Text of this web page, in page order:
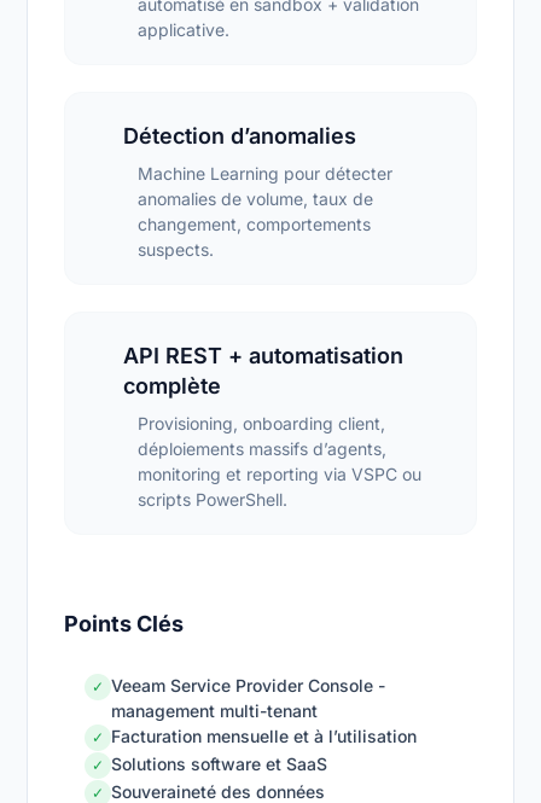
automatisé en sandbox + validation
applicative.
Détection d’anomalies
Machine Learning pour détecter
anomalies de volume, taux de
changement, comportements
suspects.
API REST + automatisation
complète
Provisioning, onboarding client,
déploiements massifs d’agents,
monitoring et reporting via VSPC ou
scripts PowerShell.
Points Clés
✓ Veeam Service Provider Console -
management multi-tenant
✓ Facturation mensuelle et à l’utilisation
✓ Solutions software et SaaS
✓ Souveraineté des données